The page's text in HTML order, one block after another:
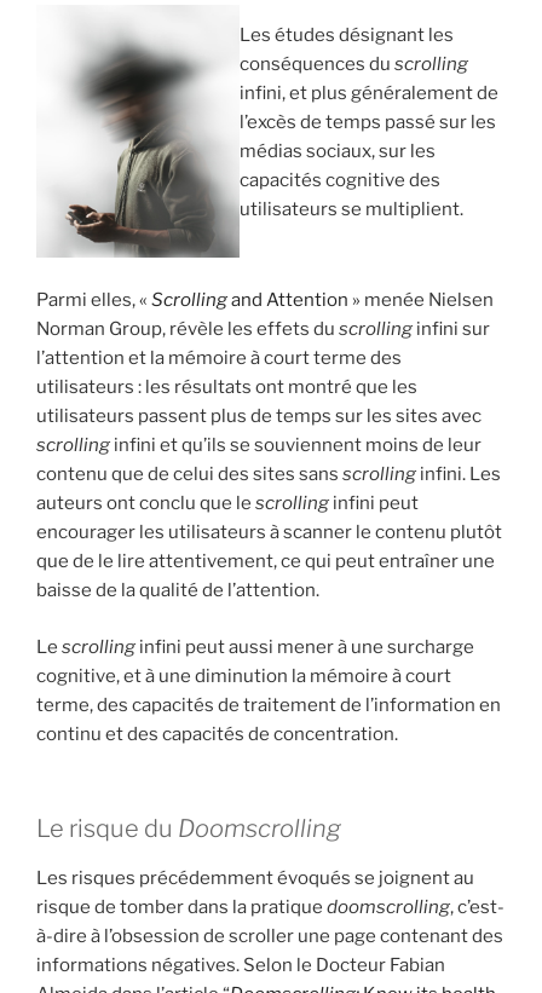
Les études désignant les
conséquences du scrolling
infini, et plus généralement de
l’excès de temps passé sur les
médias sociaux, sur les
capacités cognitive des
utilisateurs se multiplient.
Parmi elles,« Scrollingand Attention » menée Nielsen
Norman Group, révèle les effets du scrolling infini sur
l’attention et la mémoire à court terme des
utilisateurs : les résultats ont montré que les
utilisateurs passent plus de temps sur les sites avec
scrolling infini et qu’ils se souviennent moins de leur
contenu que de celui des sites sans scrolling infini. Les
auteurs ont conclu que le scrolling infini peut
encourager les utilisateurs à scanner le contenu plutôt
que de le lire attentivement, ce qui peut entraîner une
baisse de la qualité de l’attention.
Le scrolling infini peut aussi mener à une surcharge
cognitive, et à une diminution la mémoire à court
terme, des capacités de traitement de l’information en
continu et des capacités de concentration.
Le risque du Doomscrolling
Les risques précédemment évoqués se joignent au
risque de tomber dans la pratique doomscrolling, c’est-
à-dire à l’obsession de scroller une page contenant des
informations négatives. Selon le Docteur Fabian